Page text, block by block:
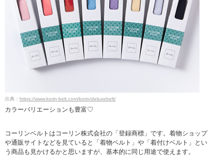
出典： https://www.korin-belt.com/korin/deluxebelt/
カラーバリエーションも豊富♡
コーリンベルトはコーリン株式会社の「登録商標」です。着物ショップ
や通販サイトなどを見ていると「着物ベルト」や「着付けベルト」とい
う商品も見かけるかと思いますが、基本的に同じ用途で使えます。